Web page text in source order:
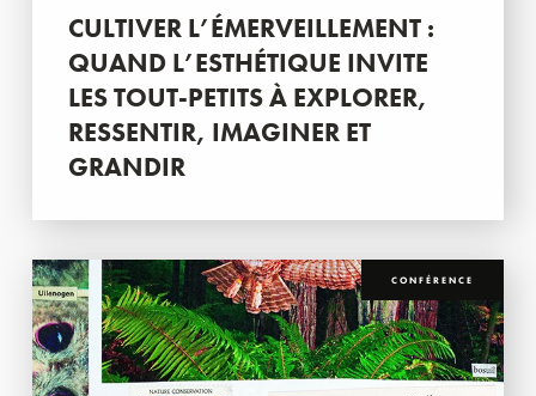
CULTIVER L’ÉMERVEILLEMENT :
QUAND L’ESTHÉTIQUE INVITE
LES TOUT-PETITS À EXPLORER,
RESSENTIR, IMAGINER ET
GRANDIR
CONFÉRENCE